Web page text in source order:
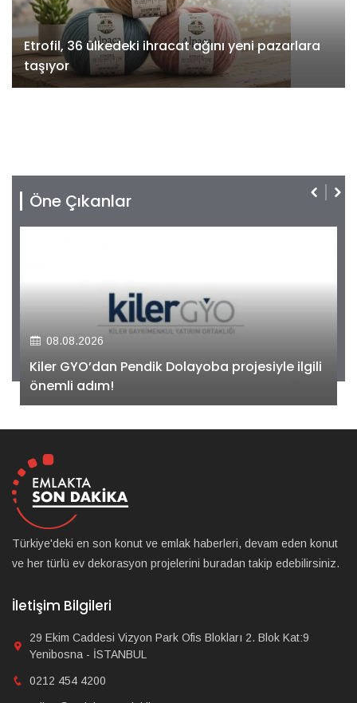
Etrofil, 36 ülkedeki ihracat ağını yeni pazarlara
taşıyor
Öne Çıkanlar
08.08.2026
Kiler GYO’dan Pendik Dolayoba projesiyle ilgili
önemli adım!
Türkiye'deki en son konut ve emlak haberleri, devam eden konut
ve her türlü ev dekorasyon projelerini buradan takip edebilirsiniz.
İletişim Bilgileri
29 Ekim Caddesi Vizyon Park Ofis Blokları 2. Blok Kat:9
Yenibosna - İSTANBUL
0212 454 4200